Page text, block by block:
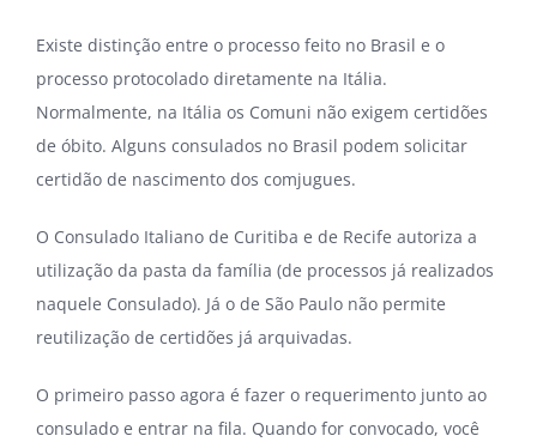
Existe distinção entre o processo feito no Brasil e o
processo protocolado diretamente na Itália.
Normalmente, na Itália os Comuni não exigem certidões
de óbito. Alguns consulados no Brasil podem solicitar
certidão de nascimento dos comjugues.
O Consulado Italiano de Curitiba e de Recife autoriza a
utilização da pasta da família (de processos já realizados
naquele Consulado). Já o de São Paulo não permite
reutilização de certidões já arquivadas.
O primeiro passo agora é fazer o requerimento junto ao
consulado e entrar na fila. Quando for convocado, você